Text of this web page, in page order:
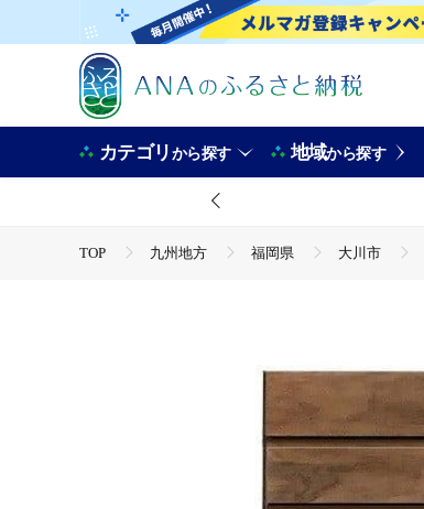
カテゴリから探す 地域から探す
TOP 九州地方 福岡県 大川市